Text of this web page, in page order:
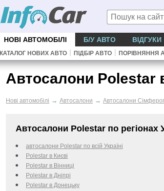
НОВІ АВТОМОБІЛІ Б/У АВТО ВІДГУКИ
КАТАЛОГ НОВИХ АВТО | ПІДБІР АВТО | ПОРІВНЯННЯ
Автосалони Polestar
Нові автомобілі → Автосалони → Автосалони
Автосалони Polestar по регіонах
автосалони Polestar по всій Україні
Polestar в Києві
Polestar в Вінниці
Polestar в Дніпрі
Polestar в Донецьку